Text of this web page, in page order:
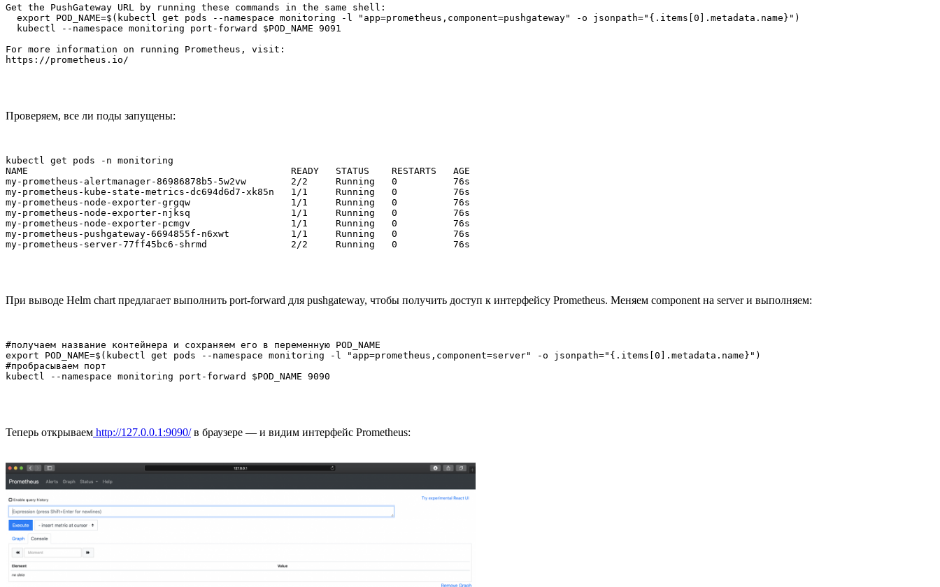
Get the PushGateway URL by running these commands in the same shell:
  export POD_NAME=$(kubectl get pods --namespace monitoring -l "app=prometheus,component=pushgateway" -o jsonpath="{.items[0].metadata.name}")
  kubectl --namespace monitoring port-forward $POD_NAME 9091
For more information on running Prometheus, visit:
Проверяем, все ли поды запущены:
kubectl get pods -n monitoring
NAME                                               READY   STATUS    RESTARTS   AGE
my-prometheus-alertmanager-86986878b5-5w2vw        2/2     Running   0          76s
my-prometheus-kube-state-metrics-dc694d6d7-xk85n   1/1     Running   0          76s
my-prometheus-node-exporter-grgqw                  1/1     Running   0          76s
my-prometheus-node-exporter-njksq                  1/1     Running   0          76s
my-prometheus-node-exporter-pcmgv                  1/1     Running   0          76s
my-prometheus-pushgateway-6694855f-n6xwt           1/1     Running   0          76s
При выводе Helm chart предлагает выполнить port-forward для pushgateway, чтобы получить доступ к интерфейсу Prometheus. Меняем component на server и выполняем:
#получаем название контейнера и сохраняем его в переменную POD_NAME
export POD_NAME=$(kubectl get pods --namespace monitoring -l "app=prometheus,component=server" -o jsonpath="{.items[0].metadata.name}")
#пробрасываем порт
Теперь открываем http://127.0.0.1:9090/в браузере — и видим интерфейс Prometheus: